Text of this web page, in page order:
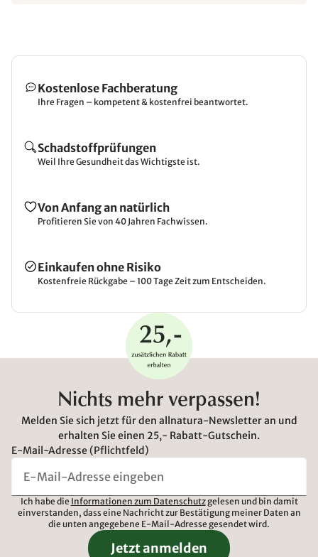
Kostenlose Fachberatung
Ihre Fragen – kompetent & kostenfrei beantwortet.
Schadstoffprüfungen
Weil Ihre Gesundheit das Wichtigste ist.
Von Anfang an natürlich
Profitieren Sie von 40 Jahren Fachwissen.
Einkaufen ohne Risiko
Kostenfreie Rückgabe – 100 Tage Zeit zum Entscheiden.
Nichts mehr verpassen!
Melden Sie sich jetzt für den allnatura-Newsletter an und
erhalten Sie einen 25,- Rabatt-Gutschein.
E-Mail-Adresse (Pflichtfeld)
Ich habe die Informationen zum Datenschutzgelesen und bin damit
einverstanden, dass eine Nachricht zur Bestätigung meiner Daten an
die unten angegebene E-Mail-Adresse gesendet wird.
Jetzt anmelden